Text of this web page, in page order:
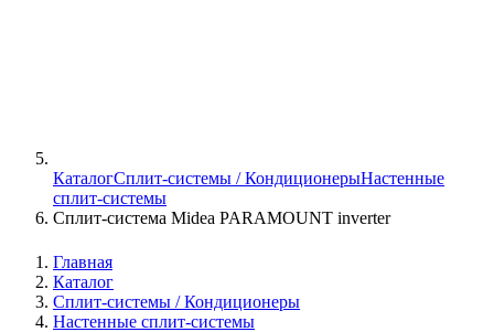
КаталогСплит-системы / КондиционерыНастенные
сплит-системы
Сплит-система Midea PARAMOUNT inverter
Главная
Каталог
Сплит-системы / Кондиционеры
Настенные сплит-системы